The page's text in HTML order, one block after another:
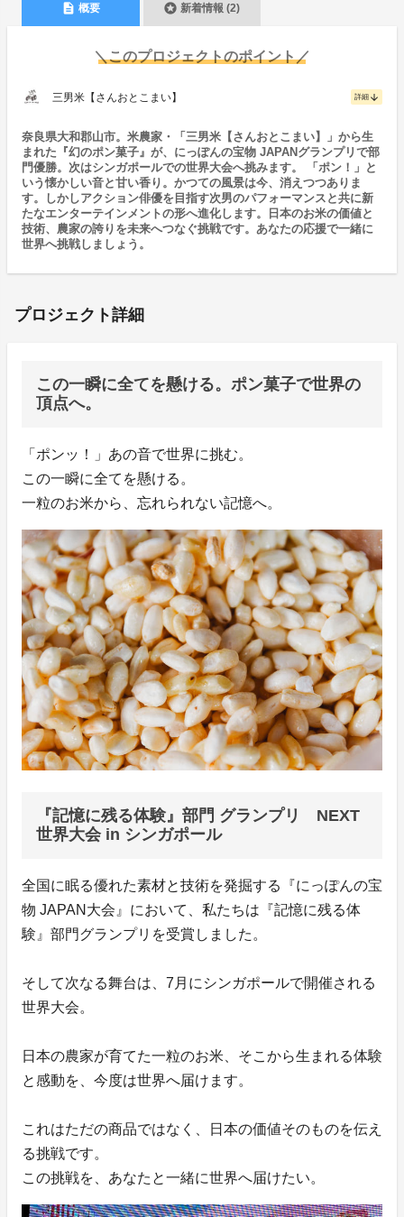
description 概要 stars 新着情報 (2)
＼このプロジェクトのポイント／
三男米【さんおとこまい】 詳細 arrow_downward
奈良県大和郡山市。米農家・「三男米【さんおとこまい】」から生
まれた『幻のポン菓子』が、にっぽんの宝物 JAPANグランプリで部
門優勝。次はシンガポールでの世界大会へ挑みます。 「ポン！」と
いう懐かしい音と甘い香り。かつての風景は今、消えつつありま
す。しかしアクション俳優を目指す次男のパフォーマンスと共に新
たなエンターテインメントの形へ進化します。日本のお米の価値と
技術、農家の誇りを未来へつなぐ挑戦です。あなたの応援で一緒に
世界へ挑戦しましょう。
プロジェクト詳細
この一瞬に全てを懸ける。ポン菓子で世界の
頂点へ。
「ポンッ！」あの音で世界に挑む。
この一瞬に全てを懸ける。
一粒のお米から、忘れられない記憶へ。
『記憶に残る体験』部門 グランプリ NEXT
世界大会 in シンガポール
全国に眠る優れた素材と技術を発掘する『にっぽんの宝
物 JAPAN大会』において、私たちは『記憶に残る体
験』部門グランプリを受賞しました。
そして次なる舞台は、7月にシンガポールで開催される
世界大会。
日本の農家が育てた一粒のお米、そこから生まれる体験
と感動を、今度は世界へ届けます。
これはただの商品ではなく、日本の価値そのものを伝え
る挑戦です。
この挑戦を、あなたと一緒に世界へ届けたい。